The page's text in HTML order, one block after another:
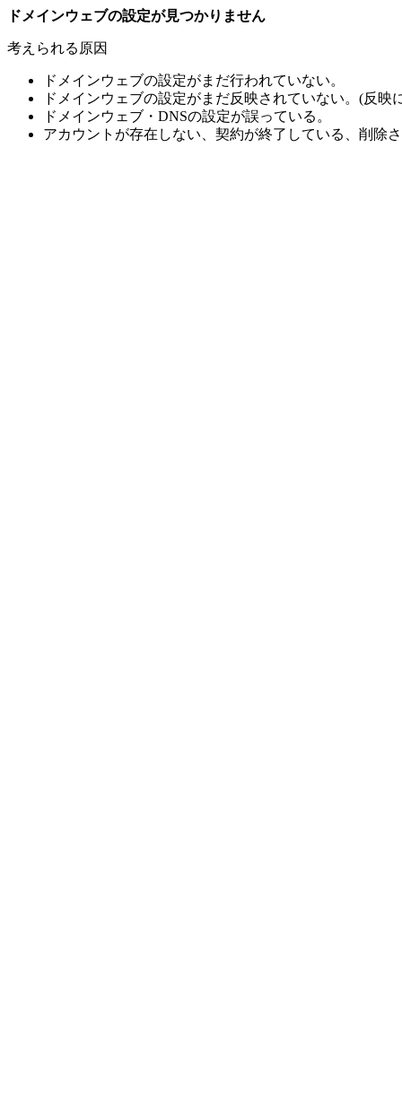
ドメインウェブの設定が見つかりません
考えられる原因
ドメインウェブの設定がまだ行われていない。
ドメインウェブの設定がまだ反映されていない。(反
ドメインウェブ・DNSの設定が誤っている。
アカウントが存在しない、契約が終了している、削除